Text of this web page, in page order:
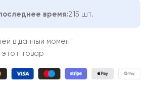
время:215 шт.
в данный момент
товар